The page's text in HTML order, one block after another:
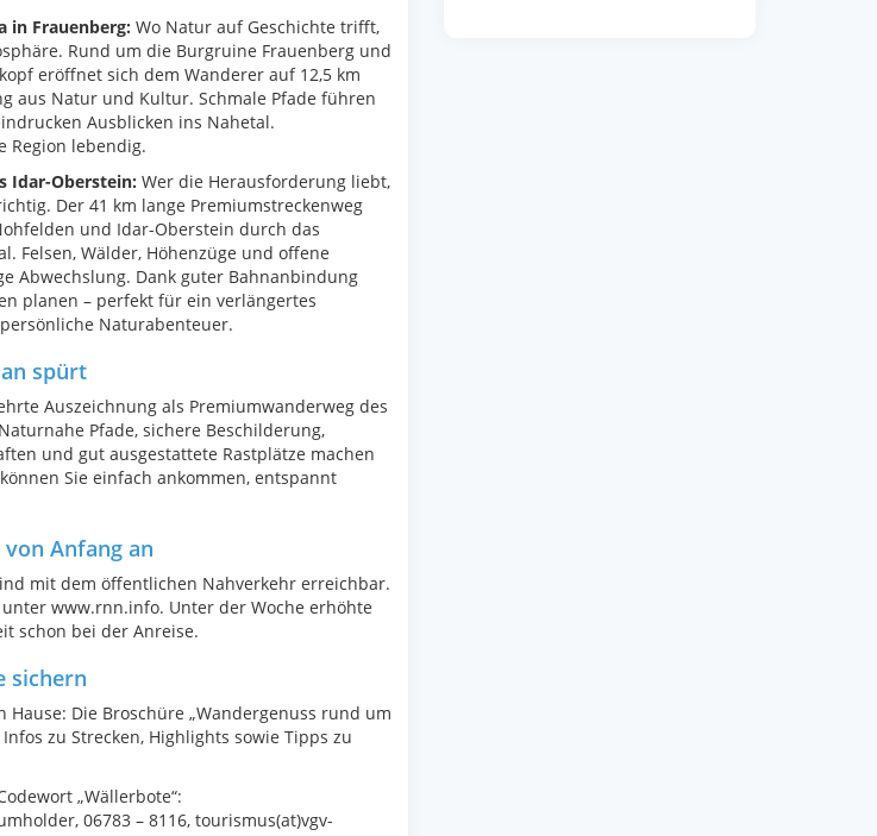
in Frauenberg: Wo Natur auf Geschichte trifft,
Rund um die Burgruine Frauenberg und
eröffnet sich dem Wanderer auf 12,5 km
aus Natur und Kultur. Schmale Pfade führen
Ausblicken ins Nahetal.
Region lebendig.
Idar-Oberstein: Wer die Herausforderung liebt,
Der 41 km lange Premiumstreckenweg
und Idar-Oberstein durch das
Felsen, Wälder, Höhenzüge und offene
Abwechslung. Dank guter Bahnanbindung
planen – perfekt für ein verlängertes
Naturabenteuer.
spürt
Auszeichnung als Premiumwanderweg des
Pfade, sichere Beschilderung,
und gut ausgestattete Rastplätze machen
Sie einfach ankommen, entspannt
Anfang an
mit dem öffentlichen Nahverkehr erreichbar.
www.rnn.info. Unter der Woche erhöhte
schon bei der Anreise.
sichern
Hause: Die Broschüre „Wandergenuss rund um
zu Strecken, Highlights sowie Tipps zu
„Wällerbote“:
06783 – 8116, tourismus(at)vgv-